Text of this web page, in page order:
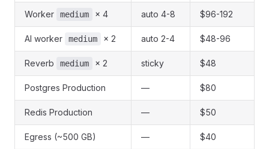
Worker medium × 4 auto 4-8 $96-192
AI worker medium × 2 auto 2-4 $48-96
Reverb medium × 2 sticky $48
Postgres Production — $80
Redis Production — $50
Egress (~500 GB) — $40